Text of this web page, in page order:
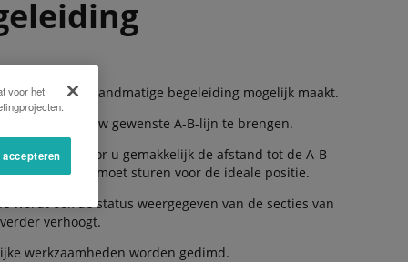
eenvoudige handmatige begeleiding mogelijk maakt.
mogelijk op uw gewenste A-B-lijn te brengen.
waardoor u gemakkelijk de afstand tot de A-B-
richting u op moet sturen voor de ideale positie.
wordt ook de status weergegeven van de secties van
verhoogt.
werkzaamheden worden gedimd.
voor het